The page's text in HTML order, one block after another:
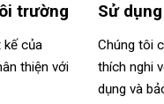
trường
kế của
thiện với
Sử
Chúng tôi
thích nghi
dụng và